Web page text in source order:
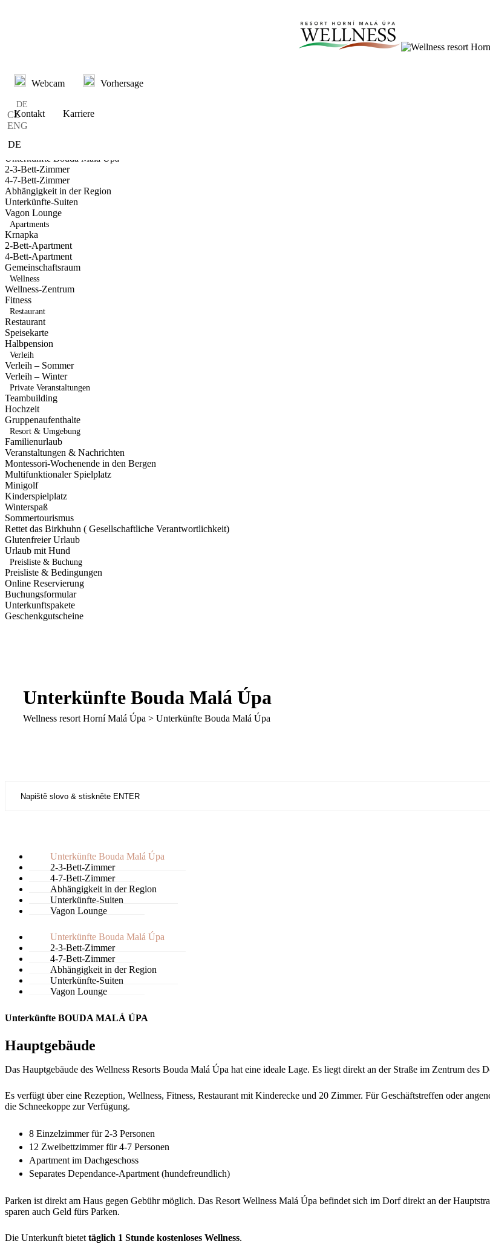
Webcam Vorhersage
Kontakt Karriere
DE
DE
CZ
ENG
Unterkünfte
Unterkünfte Bouda Malá Úpa
2-3-Bett-Zimmer
4-7-Bett-Zimmer
Abhängigkeit in der Region
Unterkünfte-Suiten
Vagon Lounge
Apartments
Krnapka
2-Bett-Apartment
4-Bett-Apartment
Gemeinschaftsraum
Wellness
Wellness-Zentrum
Fitness
Restaurant
Restaurant
Speisekarte
Halbpension
Verleih
Verleih – Sommer
Verleih – Winter
Private Veranstaltungen
Teambuilding
Hochzeit
Gruppenaufenthalte
Resort & Umgebung
Familienurlaub
Veranstaltungen & Nachrichten
Montessori-Wochenende in den Bergen
Multifunktionaler Spielplatz
Minigolf
Kinderspielplatz
Winterspaß
Sommertourismus
Rettet das Birkhuhn ( Gesellschaftliche Verantwortlichkeit)
Glutenfreier Urlaub
Urlaub mit Hund
Preisliste & Buchung
Preisliste & Bedingungen
Online Reservierung
Buchungsformular
Unterkunftspakete
Geschenkgutscheine
Unterkünfte Bouda Malá Úpa
Wellness resort Horní Malá Úpa > Unterkünfte Bouda Malá Úpa
Unterkünfte Bouda Malá Úpa
2-3-Bett-Zimmer
4-7-Bett-Zimmer
Abhängigkeit in der Region
Unterkünfte-Suiten
Vagon Lounge
Unterkünfte Bouda Malá Úpa
2-3-Bett-Zimmer
4-7-Bett-Zimmer
Abhängigkeit in der Region
Unterkünfte-Suiten
Vagon Lounge
Unterkünfte BOUDA MALÁ ÚPA
Hauptgebäude
Das Hauptgebäude des Wellness Resorts Bouda Malá Úpa hat eine ideale Lage. Es liegt direkt an der Straße im Zentrum des
Es verfügt über eine Rezeption, Wellness, Fitness, Restaurant mit Kinderecke und 20 Zimmer. Für Geschäftstreffen oder
die Schneekoppe zur Verfügung.
8 Einzelzimmer für 2-3 Personen
12 Zweibettzimmer für 4-7 Personen
Apartment im Dachgeschoss
Separates Dependance-Apartment (hundefreundlich)
Parken ist direkt am Haus gegen Gebühr möglich. Das Resort Wellness Malá Úpa befindet sich im Dorf direkt an der
sparen auch Geld fürs Parken.
Die Unterkunft bietet täglich 1 Stunde kostenloses Wellness.